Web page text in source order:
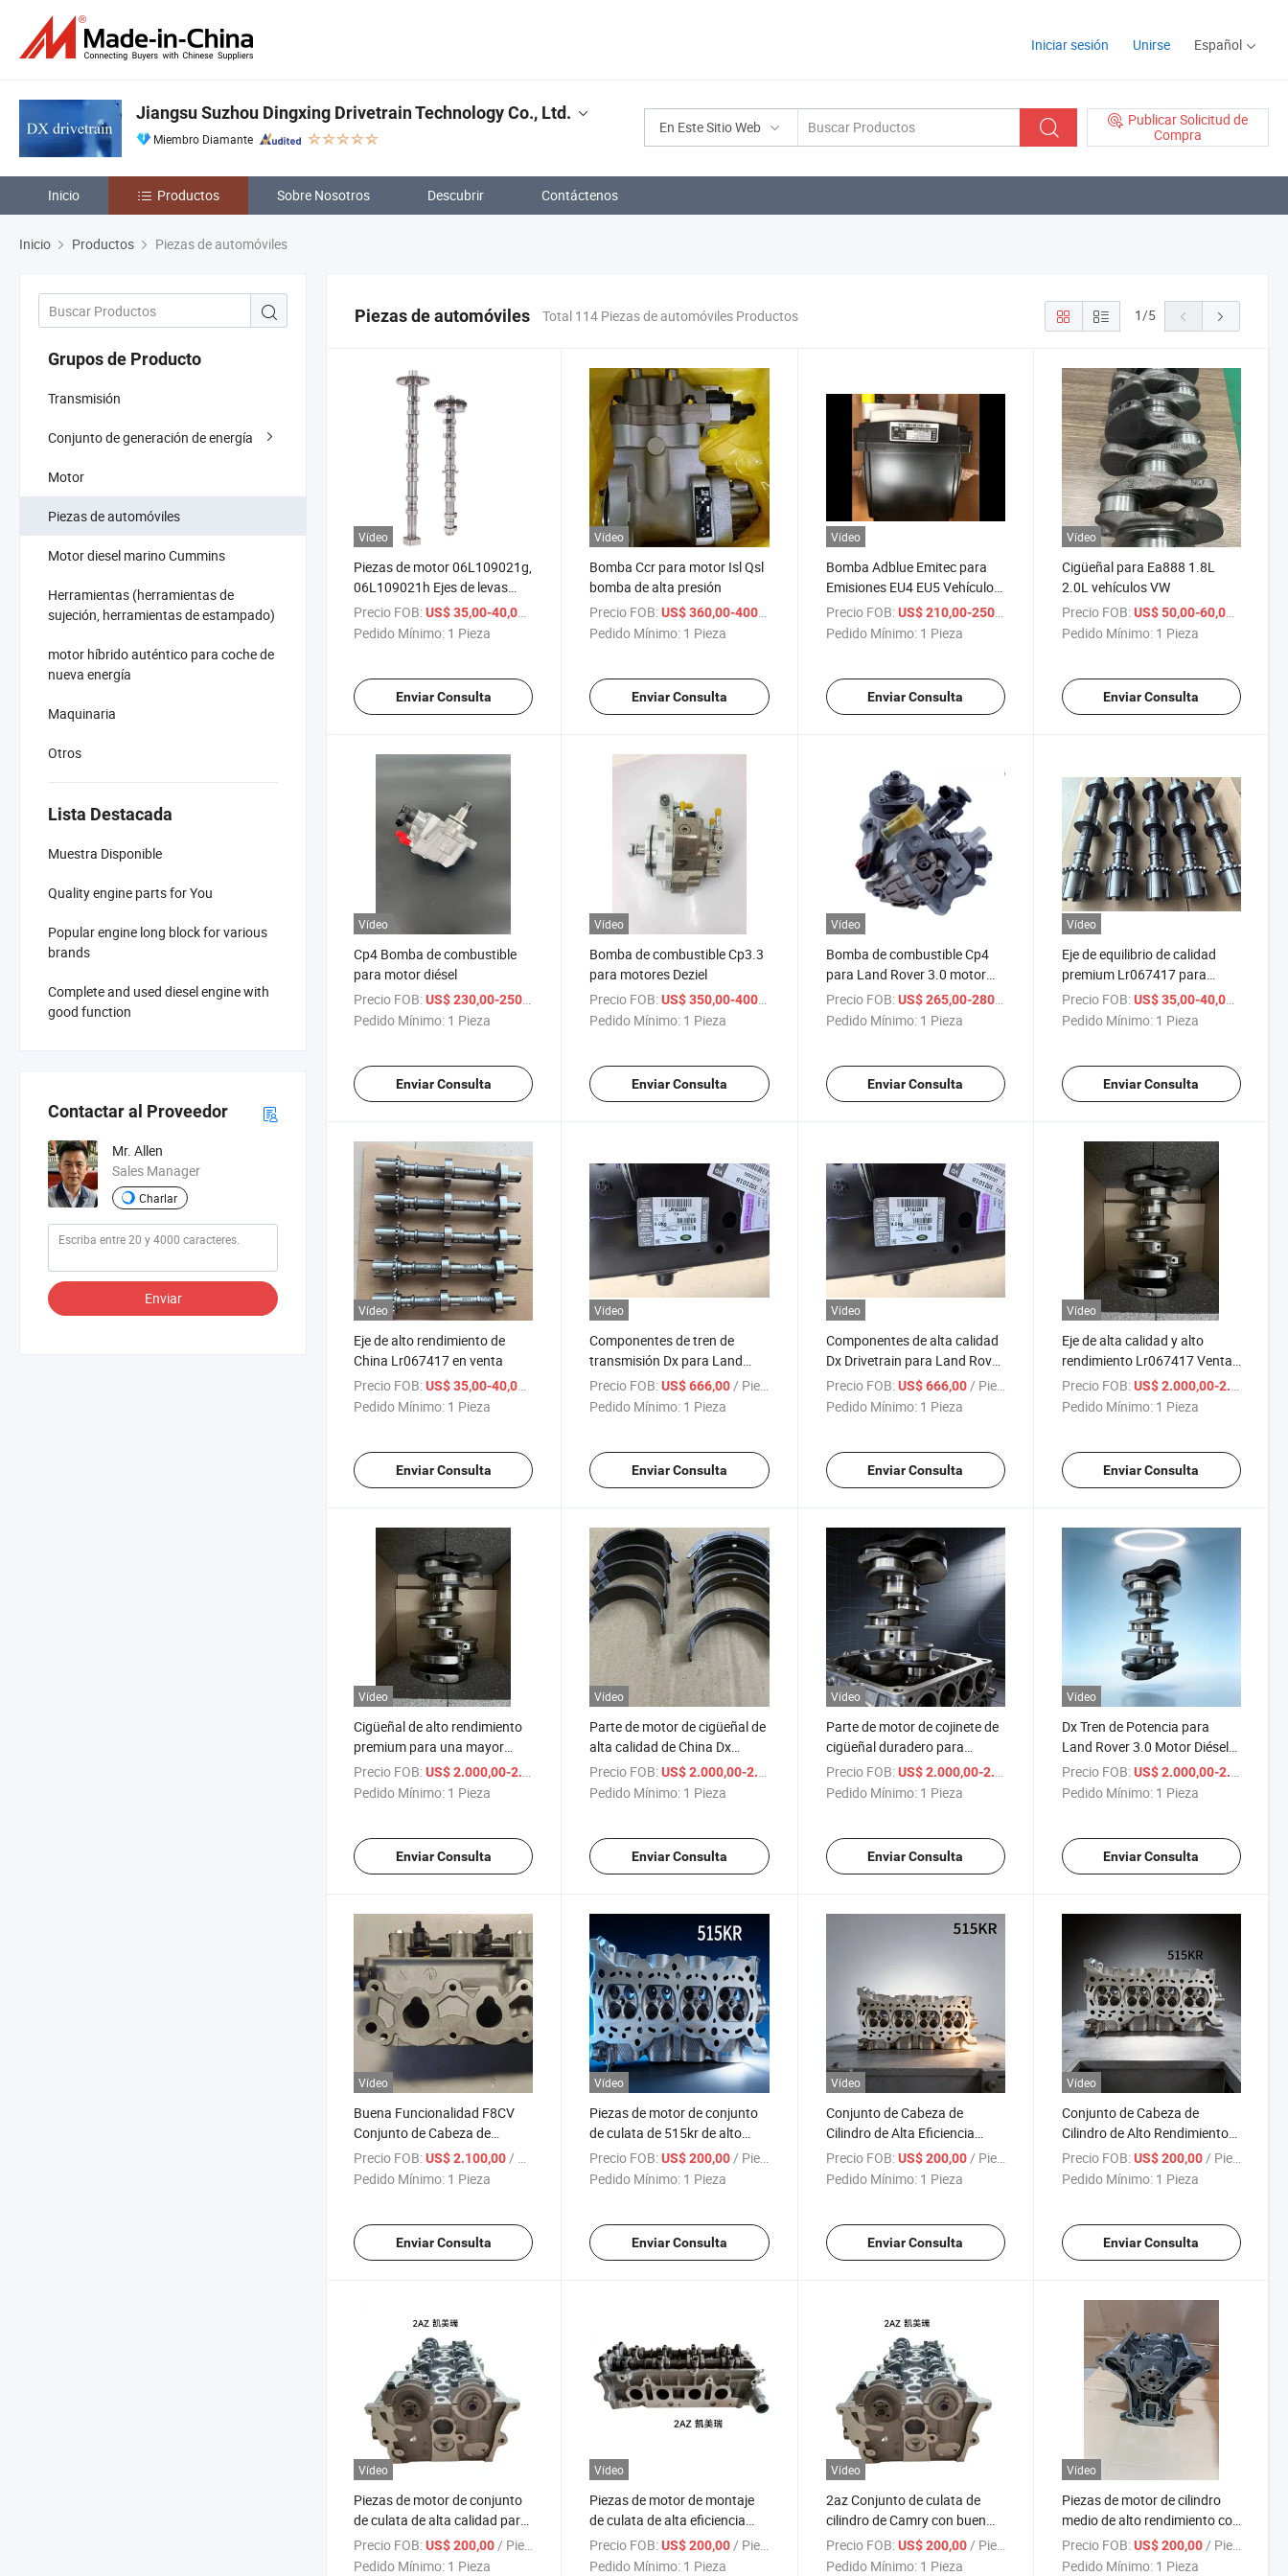
Iniciar sesión Unirse Español
En Este Sitio Web
Publicar Solicitud de
Compra
Jiangsu Suzhou Dingxing Drivetrain Technology Co., Ltd.
Miembro Diamante
Inicio Productos Sobre Nosotros Descubrir Contáctenos
Inicio Productos Piezas de automóviles
Grupos de Producto
Transmisión
Conjunto de generación de energía
Motor
Piezas de automóviles
Motor diesel marino Cummins
Herramientas (herramientas de
sujeción, herramientas de estampado)
motor híbrido auténtico para coche de
nueva energía
Maquinaria
Otros
Lista Destacada
Muestra Disponible
Quality engine parts for You
Popular engine long block for various
brands
Complete and used diesel engine with
good function
Contactar al Proveedor
Mr. Allen
Sales Manager
Charlar
Enviar
Piezas de automóviles Total 114 Piezas de automóviles Productos 1/5
Vídeo
Piezas de motor 06L109021g,
06L109021h Ejes de levas
para VW Tiguan Golf
/Scirocco Passat
Precio FOB:US$ 35,00-40,00
Pedido Mínimo: 1 Pieza
Enviar Consulta
Vídeo
Bomba Ccr para motor Isl Qsl
bomba de alta presión
Precio FOB: US$ 360,00-400,00
Pedido Mínimo: 1 Pieza
Enviar Consulta
Vídeo
Bomba Adblue Emitec para
Emisiones EU4 EU5 Vehículos
Comerciales
Precio FOB: US$ 210,00-250,00
Pedido Mínimo: 1 Pieza
Enviar Consulta
Vídeo
Cigüeñal para Ea888 1.8L
2.0L vehículos VW
Precio FOB: US$ 50,00-60,00
Pedido Mínimo: 1 Pieza
Enviar Consulta
Vídeo
Cp4 Bomba de combustible
para motor diésel
Precio FOB:US$ 230,00-250,00
Pedido Mínimo: 1 Pieza
Enviar Consulta
Vídeo
Bomba de combustible Cp3.3
para motores Deziel
Precio FOB: US$ 350,00-400,00
Pedido Mínimo: 1 Pieza
Enviar Consulta
Vídeo
Bomba de combustible Cp4
para Land Rover 3.0 motor
diésel Discovery, Sport
Precio FOB: US$ 265,00-280,00
Pedido Mínimo: 1 Pieza
Enviar Consulta
Vídeo
Eje de equilibrio de calidad
premium Lr067417 para
soluciones de tren de
transmisión
Precio FOB: US$ 35,00-40,00
Pedido Mínimo: 1 Pieza
Enviar Consulta
Vídeo
Eje de alto rendimiento de
China Lr067417 en venta
Precio FOB:US$ 35,00-40,00
Pedido Mínimo: 1 Pieza
Enviar Consulta
Vídeo
Componentes de tren de
transmisión Dx para Land
Rover en venta
Precio FOB: US$ 666,00 / Pieza
Pedido Mínimo: 1 Pieza
Enviar Consulta
Vídeo
Componentes de alta calidad
Dx Drivetrain para Land Rover
en venta
Precio FOB: US$ 666,00 / Pieza
Pedido Mínimo: 1 Pieza
Enviar Consulta
Vídeo
Eje de alta calidad y alto
rendimiento Lr067417 Ventas
de tren de potencia Dx
Precio FOB: US$ 2.000,00-2.100,00
Pedido Mínimo: 1 Pieza
Enviar Consulta
Vídeo
Cigüeñal de alto rendimiento
premium para una mayor
eficiencia del motor
Precio FOB:US$ 2.000,00-2.100,00
/ Pieza
Pedido Mínimo: 1 Pieza
Enviar Consulta
Vídeo
Parte de motor de cigüeñal de
alta calidad de China Dx
Drivetrain para venta caliente
Precio FOB: US$ 2.000,00-2.100,00
/ Pieza
Pedido Mínimo: 1 Pieza
Enviar Consulta
Vídeo
Parte de motor de cojinete de
cigüeñal duradero para
transmisión Dx
Precio FOB: US$ 2.000,00-2.100,00
/ Pieza
Pedido Mínimo: 1 Pieza
Enviar Consulta
Vídeo
Dx Tren de Potencia para
Land Rover 3.0 Motor Diésel
Cigüeñal, Componentes
Genuinos de China
Precio FOB: US$ 2.000,00-2.100,00
Pedido Mínimo: 1 Pieza
Enviar Consulta
Vídeo
Buena Funcionalidad F8CV
Conjunto de Cabeza de
Cilindro Piezas de Motor
Precio FOB:US$ 2.100,00/ Pieza
Pedido Mínimo: 1 Pieza
Enviar Consulta
Vídeo
Piezas de motor de conjunto
de culata de 515kr de alto
rendimiento
Precio FOB: US$ 200,00/ Pieza
Pedido Mínimo: 1 Pieza
Enviar Consulta
Vídeo
Conjunto de Cabeza de
Cilindro de Alta Eficiencia
515kr para Motores
Precio FOB: US$ 200,00/ Pieza
Pedido Mínimo: 1 Pieza
Enviar Consulta
Vídeo
Conjunto de Cabeza de
Cilindro de Alto Rendimiento
515kr para Piezas de Motor
Precio FOB: US$ 200,00/ Pieza
Pedido Mínimo: 1 Pieza
Enviar Consulta
Vídeo
Piezas de motor de conjunto
de culata de alta calidad para
2AZ camry
Precio FOB:US$ 200,00 / Pieza
Pedido Mínimo: 1 Pieza
Vídeo
Piezas de motor de montaje
de culata de alta eficiencia
2AZ Camry
Precio FOB: US$ 200,00 / Pieza
Pedido Mínimo: 1 Pieza
Vídeo
2az Conjunto de culata de
cilindro de Camry con buen
funcionamiento de piezas de
motor
Precio FOB: US$ 200,00 / Pieza
Pedido Mínimo: 1 Pieza
Vídeo
Piezas de motor de cilindro
medio de alto rendimiento con
rendimiento estable
Precio FOB: US$ 200,00 / Pieza
Pedido Mínimo: 1 Pieza